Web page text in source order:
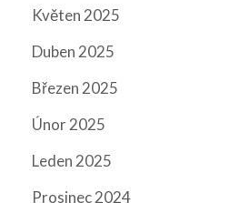
Květen 2025
Duben 2025
Březen 2025
Únor 2025
Leden 2025
Prosinec 2024